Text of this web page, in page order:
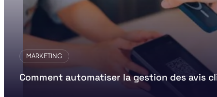
MARKETING
Comment automatiser la gestion des avis